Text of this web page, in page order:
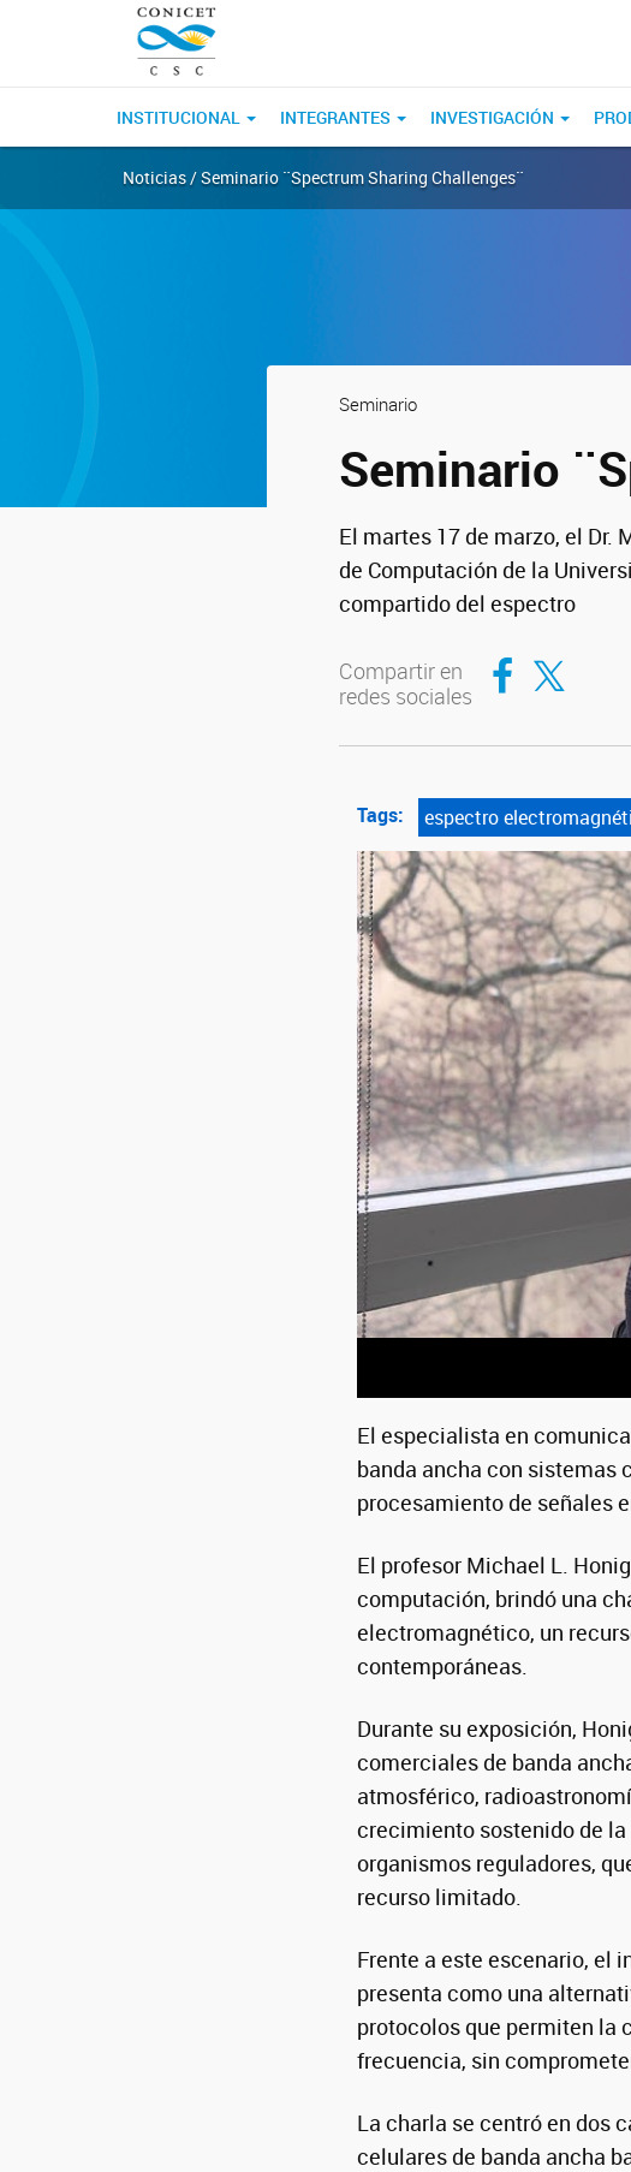
INSTITUCIONAL INTEGRANTES INVESTIGACIÓN
Noticias / Seminario ¨Spectrum Sharing Challenges¨
Seminario
Seminario
El martes 17 de marzo, el
de Computación de la
compartido del espectro
Compartir en
redes sociales
Compartir en Facebook
Compartir en Twitter
Tags: espectro
El especialista en
banda ancha con sistemas
procesamiento de señales
El profesor Michael L.
computación, brindó una
electromagnético, un
contemporáneas.
Durante su exposición,
comerciales de banda
atmosférico,
crecimiento sostenido de
organismos reguladores,
recurso limitado.
Frente a este escenario, el
presenta como una
protocolos que permiten la
frecuencia, sin
La charla se centró en dos
celulares de banda ancha